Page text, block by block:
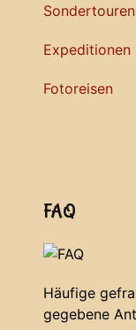
Sondertouren
Expeditionen
Fotoreisen
FAQ
Häufige
gegebene